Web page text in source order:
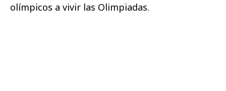
olímpicos a vivir las Olimpiadas.